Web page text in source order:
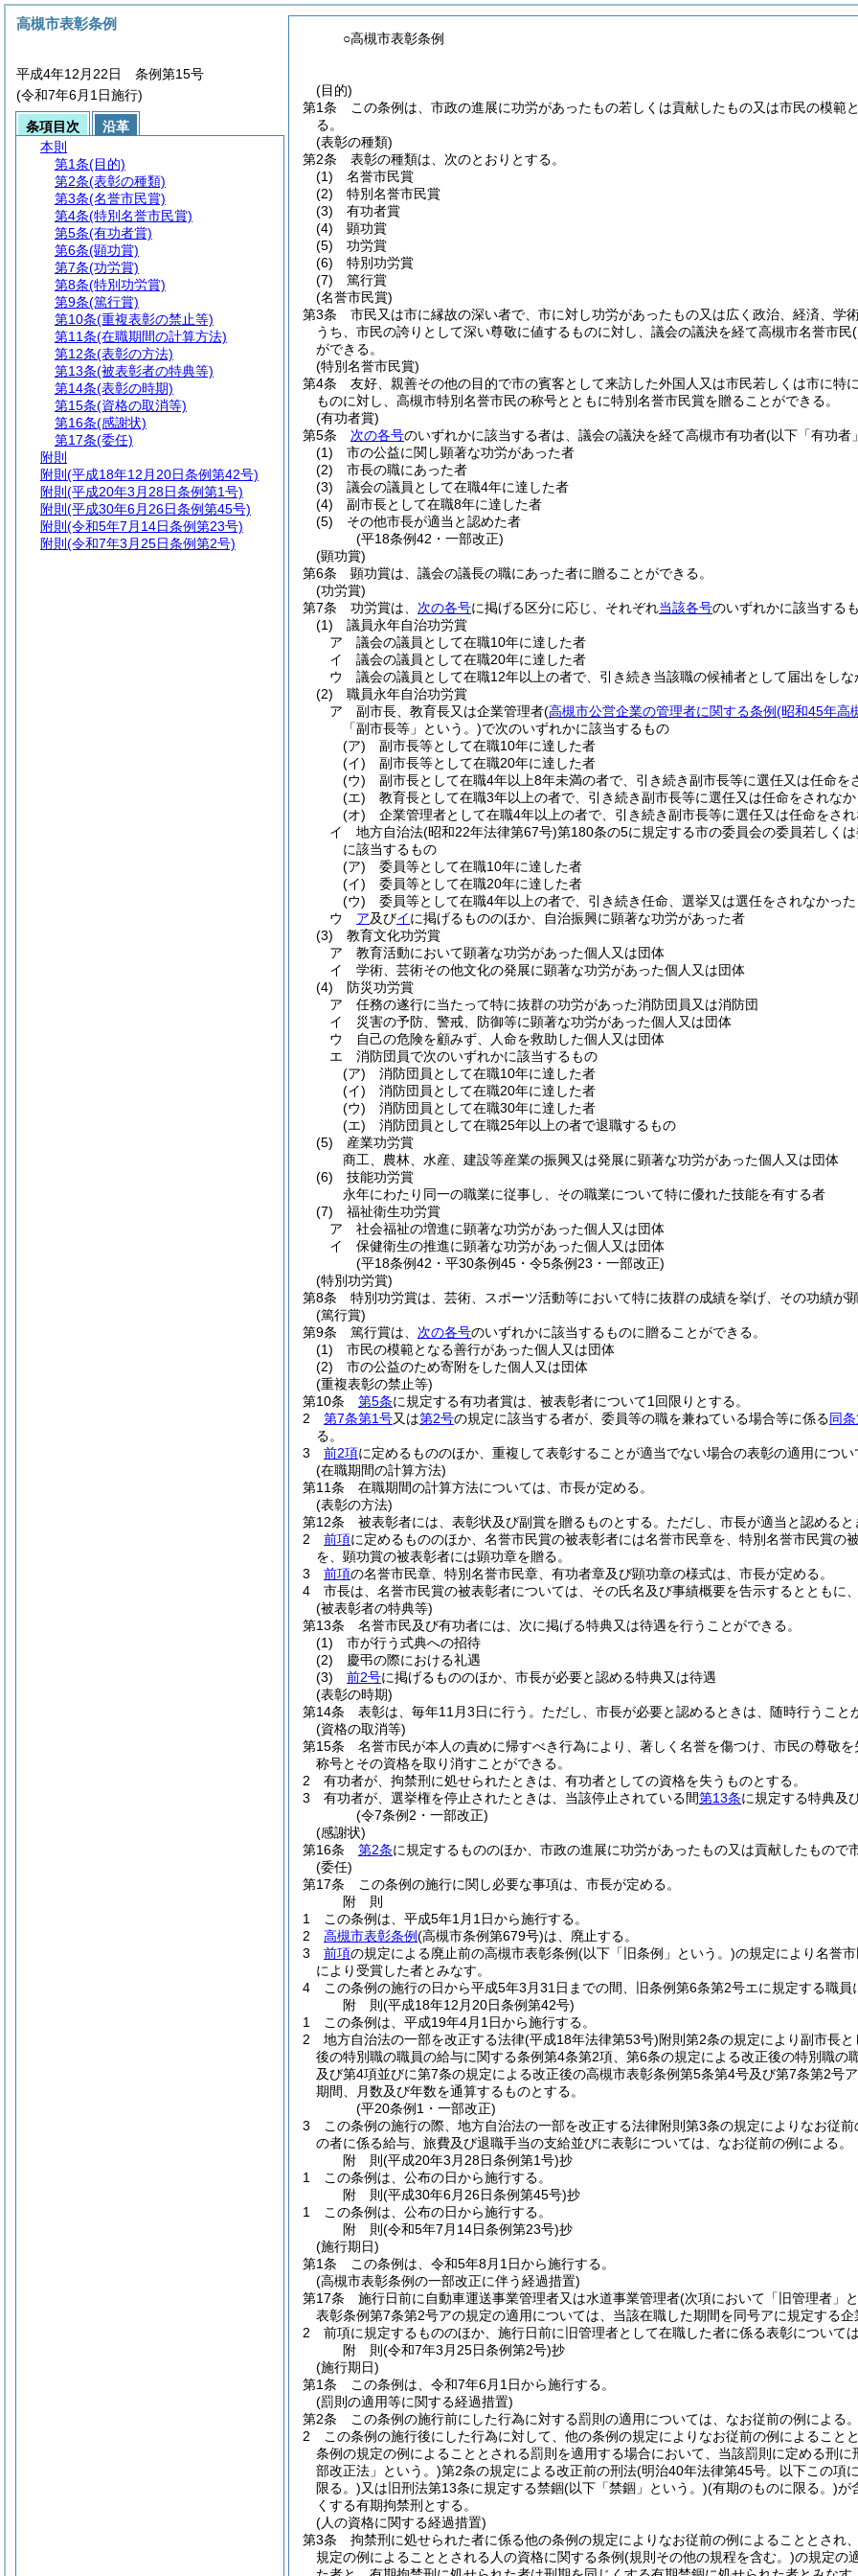
○高槻市表彰条例
(目的)
第1条
この条例は、市政の進展に功労があったもの若しくは貢献したもの又は市民の模
る。
(表彰の種類)
第2条
表彰の種類は、次のとおりとする。
(1)
名誉市民賞
(2)
特別名誉市民賞
(3)
有功者賞
(4)
顕功賞
(5)
功労賞
(6)
特別功労賞
(7)
篤行賞
(名誉市民賞)
第3条
市民又は市に縁故の深い者で、市に対し功労があったもの又は広く政治、経済、
うち、市民の誇りとして深い尊敬に値するものに対し、議会の議決を経て高槻市名誉市民
ができる。
(特別名誉市民賞)
第4条
友好、親善その他の目的で市の賓客として来訪した外国人又は市民若しくは市に
ものに対し、高槻市特別名誉市民の称号とともに特別名誉市民賞を贈ることができる。
(有功者賞)
第5条
次の各号のいずれかに該当する者は、議会の議決を経て高槻市有功者(以下「有功者
(1)
市の公益に関し顕著な功労があった者
(2)
市長の職にあった者
(3)
議会の議員として在職4年に達した者
(4)
副市長として在職8年に達した者
(5)
その他市長が適当と認めた者
(平18条例42・一部改正)
(顕功賞)
第6条
顕功賞は、議会の議長の職にあった者に贈ることができる。
(功労賞)
第7条
功労賞は、 次の各号に掲げる区分に応じ、それぞれ当該各号のいずれかに該当する
(1)
議員永年自治功労賞
ア
議会の議員として在職10年に達した者
イ
議会の議員として在職20年に達した者
ウ
議会の議員として在職12年以上の者で、引き続き当該職の候補者として届出をしな
(2)
職員永年自治功労賞
ア
副市長、教育長又は企業管理者(高槻市公営企業の管理者に関する条例(昭和45年高
「副市長等」という。)で次のいずれかに該当するもの
(ア)
副市長等として在職10年に達した者
(イ)
副市長等として在職20年に達した者
(ウ)
副市長として在職4年以上8年未満の者で、引き続き副市長等に選任又は任命を
(エ)
教育長として在職3年以上の者で、引き続き副市長等に選任又は任命をされな
(オ)
企業管理者として在職4年以上の者で、引き続き副市長等に選任又は任命をさ
イ
地方自治法(昭和22年法律第67号)第180条の5に規定する市の委員会の委員若しく
に該当するもの
(ア)
委員等として在職10年に達した者
(イ)
委員等として在職20年に達した者
(ウ)
委員等として在職4年以上の者で、引き続き任命、選挙又は選任をされなかっ
ウ
ア及びイに掲げるもののほか、自治振興に顕著な功労があった者
(3)
教育文化功労賞
ア
教育活動において顕著な功労があった個人又は団体
イ
学術、芸術その他文化の発展に顕著な功労があった個人又は団体
(4)
防災功労賞
ア
任務の遂行に当たって特に抜群の功労があった消防団員又は消防団
イ
災害の予防、警戒、防御等に顕著な功労があった個人又は団体
ウ
自己の危険を顧みず、人命を救助した個人又は団体
エ
消防団員で次のいずれかに該当するもの
(ア)
消防団員として在職10年に達した者
(イ)
消防団員として在職20年に達した者
(ウ)
消防団員として在職30年に達した者
(エ)
消防団員として在職25年以上の者で退職するもの
(5)
産業功労賞
商工、農林、水産、建設等産業の振興又は発展に顕著な功労があった個人又は団体
(6)
技能功労賞
永年にわたり同一の職業に従事し、その職業について特に優れた技能を有する者
(7)
福祉衛生功労賞
ア
社会福祉の増進に顕著な功労があった個人又は団体
イ
保健衛生の推進に顕著な功労があった個人又は団体
(平18条例42・平30条例45・令5条例23・一部改正)
(特別功労賞)
第8条
特別功労賞は、芸術、スポーツ活動等において特に抜群の成績を挙げ、その功績が
(篤行賞)
第9条
篤行賞は、 次の各号のいずれかに該当するものに贈ることができる。
(1)
市民の模範となる善行があった個人又は団体
(2)
市の公益のため寄附をした個人又は団体
(重複表彰の禁止等)
第10条
第5条に規定する有功者賞は、被表彰者について1回限りとする。
2
第7条第1号又は第2号の規定に該当する者が、委員等の職を兼ねている場合等に係る同
る。
3
前2項に定めるもののほか、重複して表彰することが適当でない場合の表彰の適用につ
(在職期間の計算方法)
第11条
在職期間の計算方法については、市長が定める。
(表彰の方法)
第12条
被表彰者には、表彰状及び副賞を贈るものとする。 ただし、市長が適当と認める
2
前項に定めるもののほか、名誉市民賞の被表彰者には名誉市民章を、特別名誉市民賞
を、顕功賞の被表彰者には顕功章を贈る。
3
前項の名誉市民章、特別名誉市民章、有功者章及び顕功章の様式は、市長が定める。
4
市長は、名誉市民賞の被表彰者については、その氏名及び事績概要を告示するとともに
(被表彰者の特典等)
第13条
名誉市民及び有功者には、次に掲げる特典又は待遇を行うことができる。
(1)
市が行う式典への招待
(2)
慶弔の際における礼遇
(3)
前2号に掲げるもののほか、市長が必要と認める特典又は待遇
(表彰の時期)
第14条
表彰は、毎年11月3日に行う。 ただし、市長が必要と認めるときは、随時行うこと
(資格の取消等)
第15条
名誉市民が本人の責めに帰すべき行為により、著しく名誉を傷つけ、市民の尊敬
称号とその資格を取り消すことができる。
2
有功者が、拘禁刑に処せられたときは、有功者としての資格を失うものとする。
3
有功者が、選挙権を停止されたときは、当該停止されている間第13条に規定する特典及
(令7条例2・一部改正)
(感謝状)
第16条
第2条に規定するもののほか、市政の進展に功労があったもの又は貢献したもの
(委任)
第17条
この条例の施行に関し必要な事項は、市長が定める。
附 則
1
この条例は、平成5年1月1日から施行する。
2
高槻市表彰条例(高槻市条例第679号)は、廃止する。
3
前項の規定による廃止前の高槻市表彰条例(以下「旧条例」という。)の規定により名誉
により受賞した者とみなす。
4
この条例の施行の日から平成5年3月31日までの間、旧条例第6条第2号エに規定する職
附 則(平成18年12月20日条例第42号)
1
この条例は、平成19年4月1日から施行する。
2
地方自治法の一部を改正する法律(平成18年法律第53号)附則第2条の規定により副市長
後の特別職の職員の給与に関する条例第4条第2項、第6条の規定による改正後の特別職
及び第4項並びに第7条の規定による改正後の高槻市表彰条例第5条第4号及び第7条第2号
期間、月数及び年数を通算するものとする。
(平20条例1・一部改正)
3
この条例の施行の際、地方自治法の一部を改正する法律附則第3条の規定によりなお従
の者に係る給与、旅費及び退職手当の支給並びに表彰については、なお従前の例による。
附 則(平成20年3月28日条例第1号)抄
1
この条例は、公布の日から施行する。
附 則(平成30年6月26日条例第45号)抄
1
この条例は、公布の日から施行する。
附 則(令和5年7月14日条例第23号)抄
(施行期日)
第1条
この条例は、令和5年8月1日から施行する。
(高槻市表彰条例の一部改正に伴う経過措置)
第17条
施行日前に自動車運送事業管理者又は水道事業管理者(次項において「旧管理者」
表彰条例第7条第2号アの規定の適用については、当該在職した期間を同号アに規定する
2
前項に規定するもののほか、施行日前に旧管理者として在職した者に係る表彰について
附 則(令和7年3月25日条例第2号)抄
(施行期日)
第1条
この条例は、令和7年6月1日から施行する。
(罰則の適用等に関する経過措置)
第2条
この条例の施行前にした行為に対する罰則の適用については、なお従前の例による
2
この条例の施行後にした行為に対して、他の条例の規定によりなお従前の例によるこ
条例の規定の例によることとされる罰則を適用する場合において、当該罰則に定める刑
部改正法」という。)第2条の規定による改正前の刑法(明治40年法律第45号。以下この項
限る。)又は旧刑法第13条に規定する禁錮(以下「禁錮」という。)(有期のものに限る。)が
くする有期拘禁刑とする。
(人の資格に関する経過措置)
第3条
拘禁刑に処せられた者に係る他の条例の規定によりなお従前の例によることとさ
規定の例によることとされる人の資格に関する条例(規則その他の規程を含む。)の規定の
高槻市表彰条例
平成4年12月22日 条例第15号
(令和7年6月1日施行)
条項目次
沿革
本則
第1条(目的)
第2条(表彰の種類)
第3条(名誉市民賞)
第4条(特別名誉市民賞)
第5条(有功者賞)
第6条(顕功賞)
第7条(功労賞)
第8条(特別功労賞)
第9条(篤行賞)
第10条(重複表彰の禁止等)
第11条(在職期間の計算方法)
第12条(表彰の方法)
第13条(被表彰者の特典等)
第14条(表彰の時期)
第15条(資格の取消等)
第16条(感謝状)
第17条(委任)
附則
附則 (平成18年12月20日条例第42号)
附則 (平成20年3月28日条例第1号)
附則 (平成30年6月26日条例第45号)
附則 (令和5年7月14日条例第23号)
附則 (令和7年3月25日条例第2号)